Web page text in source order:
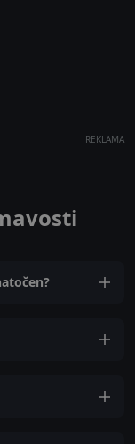
REKLAMA